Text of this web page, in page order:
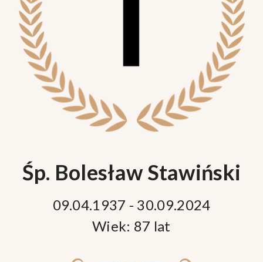
Śp. Bolesław Stawiński
09.04.1937 - 30.09.2024
Wiek: 87 lat